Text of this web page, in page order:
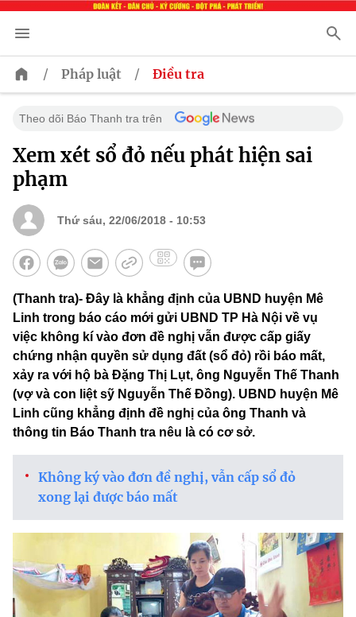
/ Pháp luật / Điều tra
Theo dõi Báo Thanh tra trên
Xem xét sổ đỏ nếu phát hiện sai
phạm
Thứ sáu, 22/06/2018 - 10:53
(Thanh tra)- Đây là khẳng định của UBND huyện Mê
Linh trong báo cáo mới gửi UBND TP Hà Nội về vụ
việc không kí vào đơn đề nghị vẫn được cấp giấy
chứng nhận quyền sử dụng đất (sổ đỏ) rồi báo mất,
xảy ra với hộ bà Đặng Thị Lụt, ông Nguyễn Thế Thanh
(vợ và con liệt sỹ Nguyễn Thế Đồng). UBND huyện Mê
Linh cũng khẳng định đề nghị của ông Thanh và
thông tin Báo Thanh tra nêu là có cơ sở.
Không ký vào đơn đề nghị, vẫn cấp sổ đỏ
xong lại được báo mất